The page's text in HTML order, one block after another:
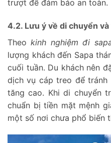
trượt để đảm bảo an toàn.
4.2. Lưu ý về di chuyển
Theokinh nghiệm đi
lượng khách đến Sapa
cuối tuần. Du khách nên
dịch vụ cáp treo để
tăng cao. Khi di chuyển
chuẩn bị tiền mặt mệnh
một số nơi chưa phổ biến